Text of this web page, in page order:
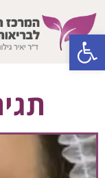
פתח סרגל נגישות